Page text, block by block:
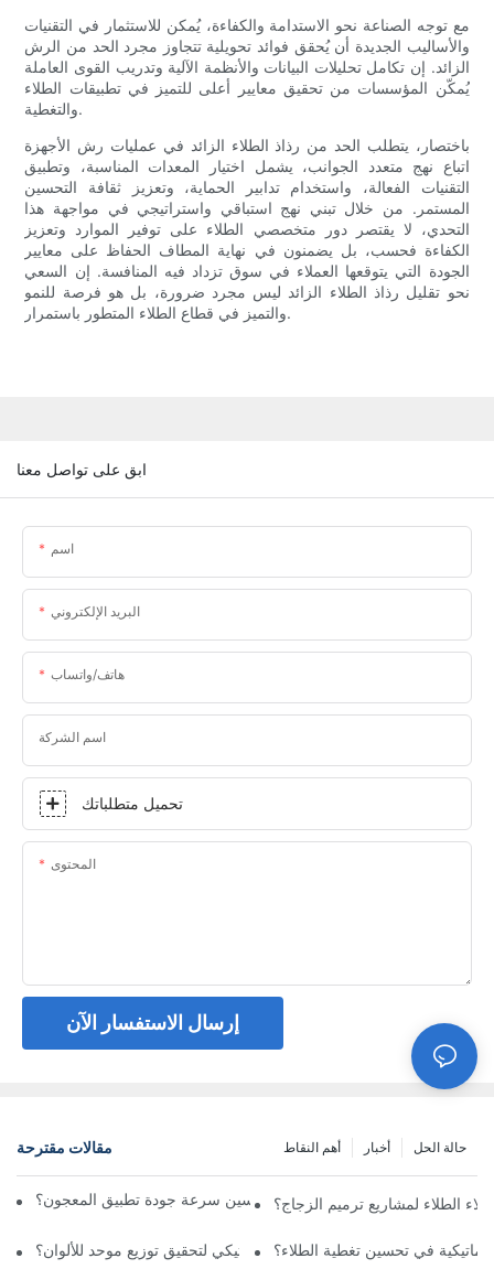
مع توجه الصناعة نحو الاستدامة والكفاءة، يُمكن للاستثمار في التقنيات
والأساليب الجديدة أن يُحقق فوائد تحويلية تتجاوز مجرد الحد من الرش
الزائد. إن تكامل تحليلات البيانات والأنظمة الآلية وتدريب القوى العاملة
يُمكّن المؤسسات من تحقيق معايير أعلى للتميز في تطبيقات الطلاء
والتغطية.
باختصار، يتطلب الحد من رذاذ الطلاء الزائد في عمليات رش الأجهزة
اتباع نهج متعدد الجوانب، يشمل اختيار المعدات المناسبة، وتطبيق
التقنيات الفعالة، واستخدام تدابير الحماية، وتعزيز ثقافة التحسين
المستمر. من خلال تبني نهج استباقي واستراتيجي في مواجهة هذا
التحدي، لا يقتصر دور متخصصي الطلاء على توفير الموارد وتعزيز
الكفاءة فحسب، بل يضمنون في نهاية المطاف الحفاظ على معايير
الجودة التي يتوقعها العملاء في سوق تزداد فيه المنافسة. إن السعي
نحو تقليل رذاذ الطلاء الزائد ليس مجرد ضرورة، بل هو فرصة للنمو
والتميز في قطاع الطلاء المتطور باستمرار.
ابق على تواصل معنا
اسم
البريد الإلكتروني
هاتف/واتساب
اسم الشركة
تحميل متطلباتك
المحتوى
إرسال الاستفسار الآن
مقالات مقترحة حالة الحل أخبار أهم النقاط
كيف تعمل آلة رش المعجون على تحسين سرعة جودة تطبيق المعجون؟
الطلاء لمشاريع ترميم الزجاج؟
ما هي مميزات نظام الرش الأوتوماتيكي لتحقيق توزيع موحد للألوان؟
في تحسين تغطية الطلاء؟